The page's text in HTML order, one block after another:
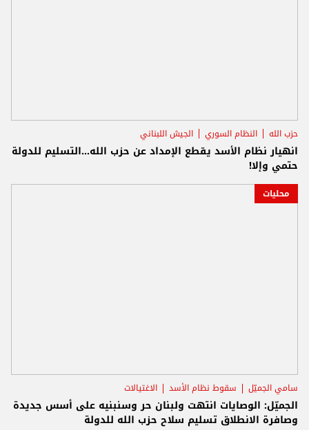
حزب الله النظام السوري الجيش اللبناني
انهيار نظام الأسد يقطع الإمداد عن حزب الله...التسليم للدولة
حتمي وإلا!
محليات
سامي الجميّل سقوط نظام الأسد الاغتيالات
الجميّل: الوصايات انتهت ولبنان حر وسنبنيه على أسس جديدة
وصافرة الانطلاق تسليم سلاح حزب الله للدولة